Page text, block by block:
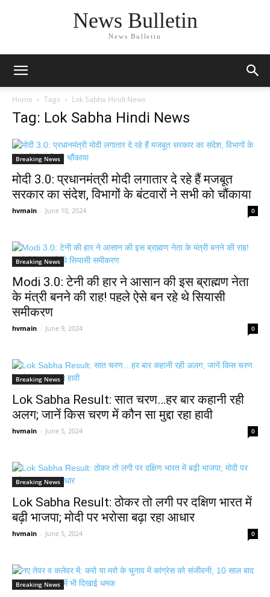
News Bulletin
News Bulletin
Home Tags Lok Sabha Hindi News
Tag: Lok Sabha Hindi News
Breaking News
मोदी 3.0: प्रधानमंत्री मोदी लगातार दे रहे हैं मजबूत
सरकार का संदेश, विभागों के बंटवारों ने सभी को चौंकाया
hvmain - June 10, 2024 0
Breaking News
Modi 3.0: टेनी की हार ने आसान की इस ब्राह्मण नेता
के मंत्री बनने की राह! पहले ऐसे बन रहे थे सियासी
समीकरण
hvmain - June 9, 2024 0
Breaking News
Lok Sabha Result: सात चरण…हर बार कहानी रही
अलग; जानें किस चरण में कौन सा मुद्दा रहा हावी
hvmain - June 5, 2024 0
Breaking News
Lok Sabha Result: ठोकर तो लगी पर दक्षिण भारत में
बढ़ी भाजपा; मोदी पर भरोसा बढ़ा रहा आधार
hvmain - June 5, 2024 0
Breaking News